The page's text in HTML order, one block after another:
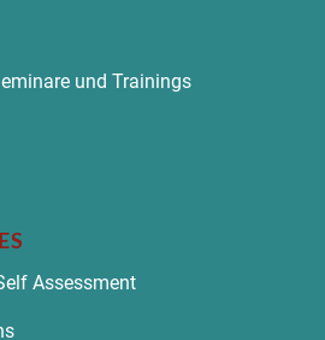
und Trainings
Assessment